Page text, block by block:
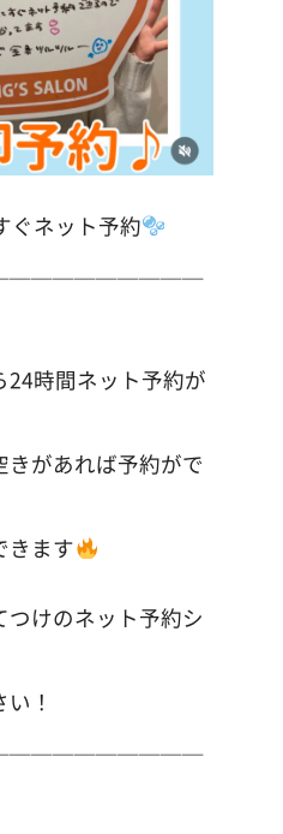
ぐネット予約
24時間ネット予約が
きがあれば予約がで
きます
けのネット予約シ
！